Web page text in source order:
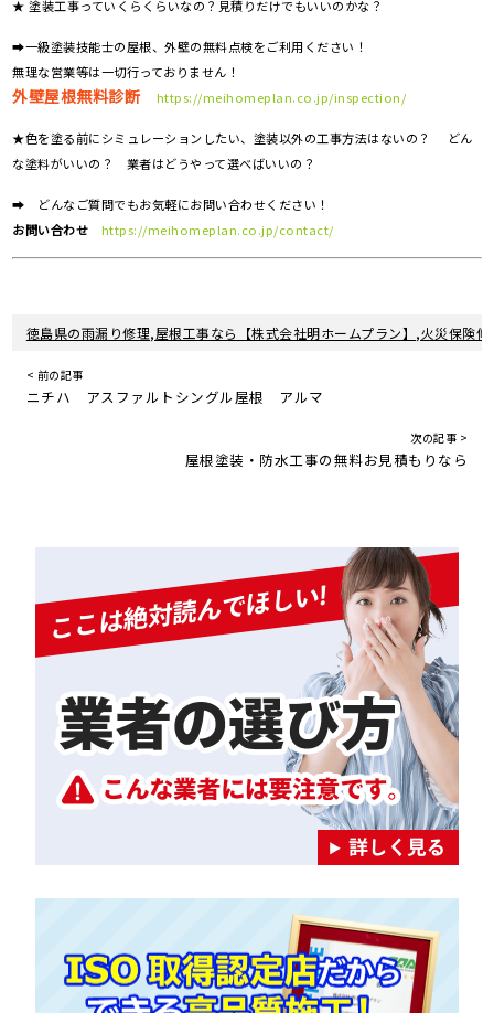
★ 塗装工事っていくらくらいなの？見積りだけでもいいのかな？
➡一級塗装技能士の屋根、外壁の無料点検をご利用ください！
無理な営業等は一切行っておりません！
外壁屋根無料診断 https://meihomeplan.co.jp/inspection/
★色を塗る前にシミュレーションしたい、塗装以外の工事方法はないの？ どん
な塗料がいいの？ 業者はどうやって選べばいいの？
➡ どんなご質問でもお気軽にお問い合わせください！
お問い合わせ
https://meihomeplan.co.jp/contact/
徳島県の雨漏り修理,屋根工事なら【株式会社明ホームプラン】,火災保険修
< 前の記事
ニチハ アスファルトシングル屋根 アルマ
次の記事 >
屋根塗装・防水工事の無料お見積もりなら